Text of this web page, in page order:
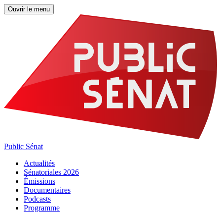
Ouvrir le menu
Public Sénat
Actualités
Sénatoriales 2026
Émissions
Documentaires
Podcasts
Programme